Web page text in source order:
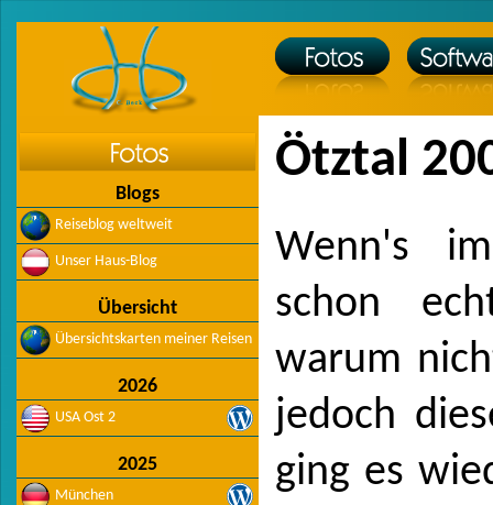
Blogs
Reiseblog weltweit
Unser Haus-Blog
Übersicht
Übersichtskarten meiner Reisen
2026
USA Ost 2
2025
München
Ötztal
Wenn's
schon
warum
jedoch
ging es